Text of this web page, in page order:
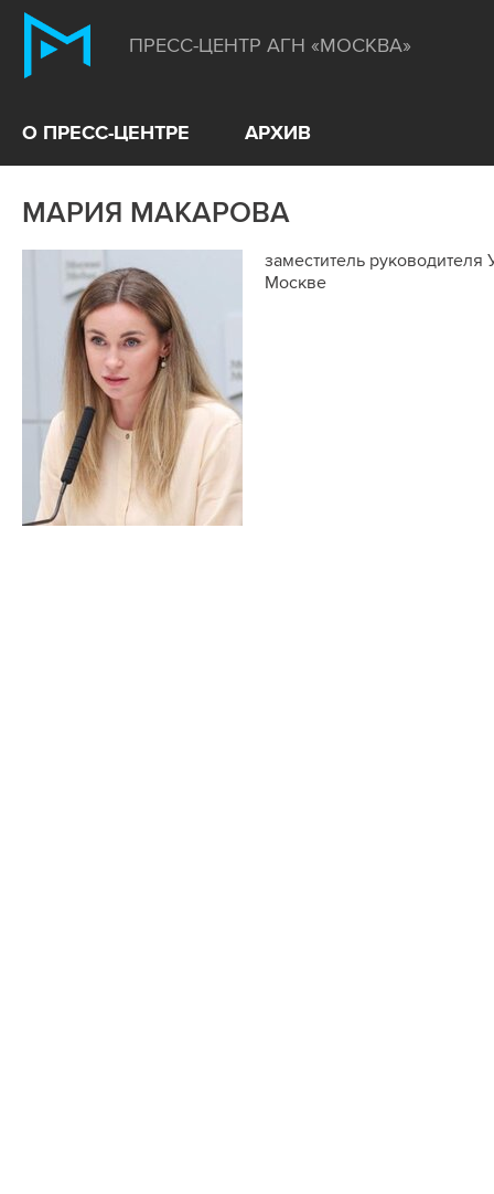
ПРЕСС-ЦЕНТР АГН «МОСКВА»
О ПРЕСС-ЦЕНТРЕ АРХИВ
МАРИЯ МАКАРОВА
заместитель
Москве